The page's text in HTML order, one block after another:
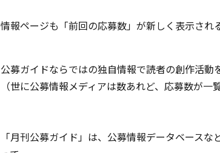
情報ページも「前回の応募数」が新しく表示され
公募ガイドならではの独自情報で読者の創作活動
（世に公募情報メディアは数あれど、応募数が
「月刊公募ガイド」は、公募情報データベース